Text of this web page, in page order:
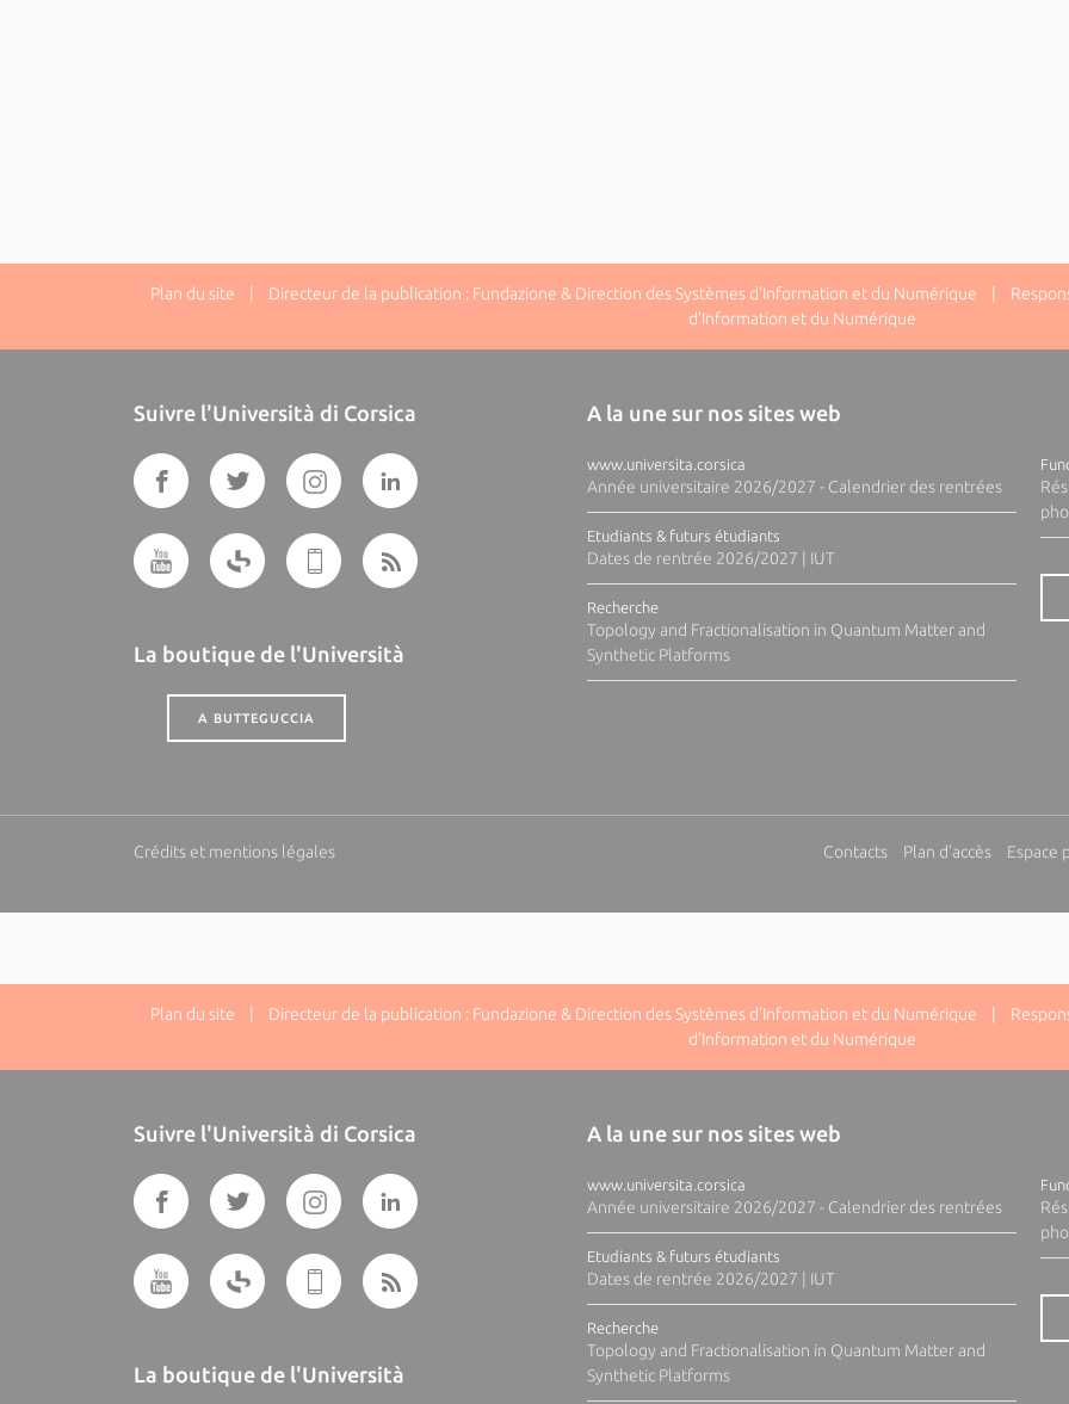
Plan du site | Directeur de la publication : Fundazione & Direction des Systèmes d'Information et du Numérique |
d'Information et du Numérique
Suivre l'Università di Corsica
La boutique de l'Università
A BUTTEGUCCIA
A la une sur nos sites web
www.universita.corsica
Année universitaire 2026/2027 - Calendrier des rentrées
Etudiants & futurs étudiants
Dates de rentrée 2026/2027 | IUT
Recherche
Topology and Fractionalisation in Quantum Matter and
Synthetic Platforms
Crédits et mentions légales Contacts Plan d'accès Espace
Plan du site | Directeur de la publication : Fundazione & Direction des Systèmes d'Information et du Numérique |
d'Information et du Numérique
Suivre l'Università di Corsica
La boutique de l'Università
A la une sur nos sites web
www.universita.corsica
Année universitaire 2026/2027 - Calendrier des rentrées
Etudiants & futurs étudiants
Dates de rentrée 2026/2027 | IUT
Recherche
Topology and Fractionalisation in Quantum Matter and
Synthetic Platforms